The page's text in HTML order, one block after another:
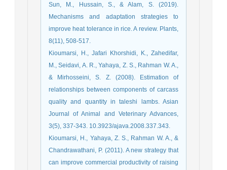
Sun, M., Hussain, S., & Alam, S. (2019).
Mechanisms and adaptation strategies to
improve heat tolerance in rice. A review. Plants,
Kioumarsi, H., Jafari Khorshidi, K., Zahedifar,
M., Seidavi, A. R., Yahaya, Z. S., Rahman W. A.,
& Mirhosseini, S. Z. (2008). Estimation of
relationships between components of carcass
quality and quantity in taleshi lambs. Asian
Journal of Animal and Veterinary Advances,
3(5), 337-343. 10.3923/ajava.2008.337.343.
Kioumarsi, H., Yahaya, Z. S., Rahman W. A., &
Chandrawathani, P. (2011). A new strategy that
can improve commercial productivity of raising